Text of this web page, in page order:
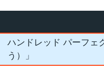
ハンドレッド パーフェ
う）」